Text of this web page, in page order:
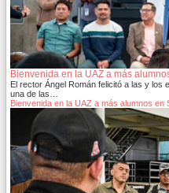
Bienvenida en la UAZ a más
El rector Ángel Román felicitó a las y
una de las…
Bienvenida en la UAZ a más alumnos en